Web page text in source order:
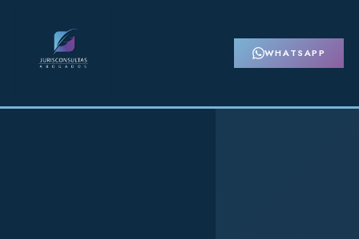
WHATSAPP